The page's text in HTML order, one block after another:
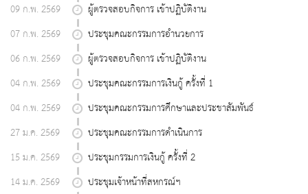
09 ก.พ. 2569
ผู้ตรวจสอบกิจการ เข้าปฏิบัติงาน
07 ก.พ. 2569
ประชุมคณะกรรมการอำนวยการ
06 ก.พ. 2569
ผู้ตรวจสอบกิจการ เข้าปฏิบัติงาน
04 ก.พ. 2569
ประชุมคณะกรรมการเงินกู้ ครั้งที่ 1
04 ก.พ. 2569
ประชุมคณะกรรมการศึกษาและประชาสัมพันธ์
27 ม.ค. 2569
ประชุมคณะกรรมการดำเนินการ
15 ม.ค. 2569
ประชุมกรรมการเงินกู้ ครั้งที่ 2
14 ม.ค. 2569
ประชุมเจ้าหน้าที่สหกรณ์ฯ